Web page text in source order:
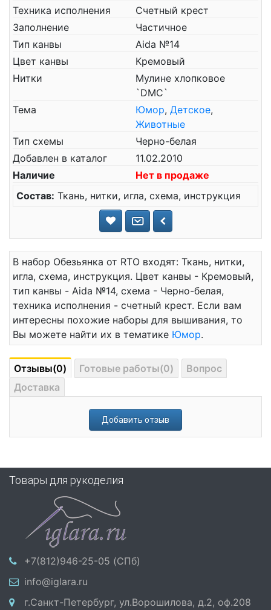
Техника исполнения
Счетный крест
Заполнение
Частичное
Тип канвы
Aida №14
Цвет канвы
Кремовый
Нитки
Мулине хлопковое
`DMC`
Тема
Юмор, Детское,
Животные
Тип схемы
Черно-белая
Добавлен в каталог
11.02.2010
Наличие
Нет в продаже
Состав: Ткань, нитки, игла, схема, инструкция
В набор Обезьянка от RTO входят: Ткань, нитки,
игла, схема, инструкция. Цвет канвы - Кремовый,
тип канвы - Aida №14, схема - Черно-белая,
техника исполнения - счетный крест. Если вам
интересны похожие наборы для вышивания, то
Вы можете найти их в тематике Юмор.
Отзывы(0) Готовые работы(0)
Вопрос
Доставка
Добавить отзыв
Товары для рукоделия
+7(812)946-25-05 (СПб)
info@iglara.ru
г.Санкт-Петербург, ул.Ворошилова, д.2, оф.208